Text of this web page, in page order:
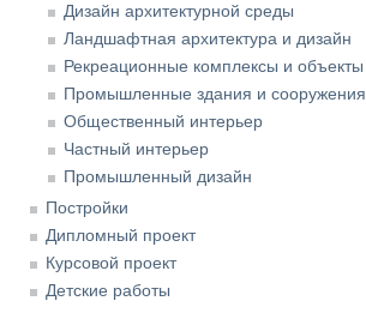
Дизайн архитектурной среды
Ландшафтная архитектура и дизайн
Рекреационные комплексы и объекты
Промышленные здания и сооружения
Общественный интерьер
Частный интерьер
Промышленный дизайн
Постройки
Дипломный проект
Курсовой проект
Детские работы